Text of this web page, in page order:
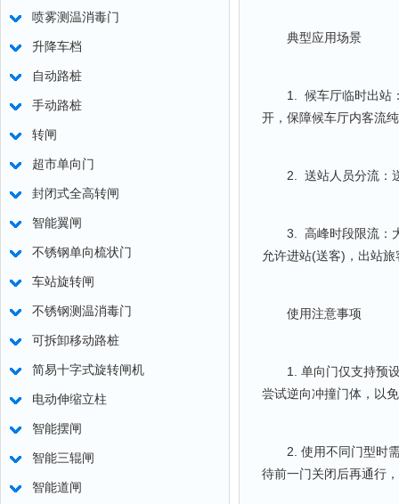
喷雾测温消毒门
升降车档
自动路桩
手动路桩
转闸
超市单向门
封闭式全高转闸
智能翼闸
不锈钢单向梳状门
车站旋转闸
不锈钢测温消毒门
可拆卸移动路桩
简易十字式旋转闸机
电动伸缩立柱
智能摆闸
智能三辊闸
智能道闸
典型应用场景
1. 候车厅临时出站：
开，保障候车厅内客流
2. 送站人员分流：送
3. 高峰时段限流：大
允许进站(送客)，出站
使用注意事项
1. 单向门仅支持预设
尝试逆向冲撞门体，以
2. 使用不同门型时需
待前一门关闭后再通行